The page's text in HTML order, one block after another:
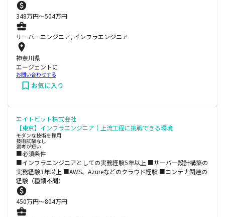
348万円〜504万円
サーバーエンジニア, インフラエンジニア
神奈川県
エージェントに
お問い合わせする
お気に入り
エイトビット株式会社
【東京】インフラエンジニア｜上流工程に挑戦できる環境
モダンな技術を採用
技術試験なし
選考が短い
■必須条件
■インフラエンジニアとしての実務経験5年以上 ■サーバー設計構築の
実務経験3年以上 ■AWS、Azureなどのクラウド経験 ■コンテナ関連の
経験（種類不問）
450万円〜804万円